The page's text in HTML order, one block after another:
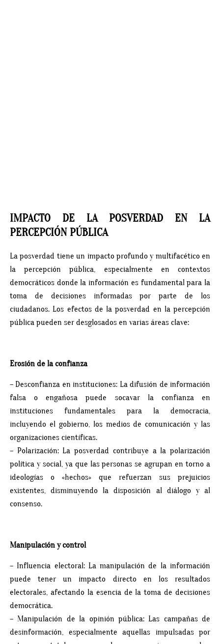
IMPACTO DE LA POSVERDAD EN LA
PERCEPCIÓN PÚBLICA
La posverdad tiene un impacto profundo y multifacético en
la percepción pública, especialmente en contextos
democráticos donde la información es fundamental para la
toma de decisiones informadas por parte de los
ciudadanos. Los efectos de la posverdad en la percepción
pública pueden ser desglosados en varias áreas clave:
Erosión de la confianza
– Desconfianza en instituciones: La difusión de información
falsa o engañosa puede socavar la confianza en
instituciones fundamentales para la democracia,
incluyendo el gobierno, los medios de comunicación y las
organizaciones científicas.
– Polarización: La posverdad contribuye a la polarización
política y social, ya que las personas se agrupan en torno a
ideologías o «hechos» que refuerzan sus prejuicios
existentes, disminuyendo la disposición al diálogo y al
consenso.
Manipulación y control
– Influencia electoral: La manipulación de la información
puede tener un impacto directo en los resultados
electorales, afectando la esencia de la toma de decisiones
democrática.
– Manipulación de la opinión pública: Las campañas de
desinformación, especialmente aquellas impulsadas por